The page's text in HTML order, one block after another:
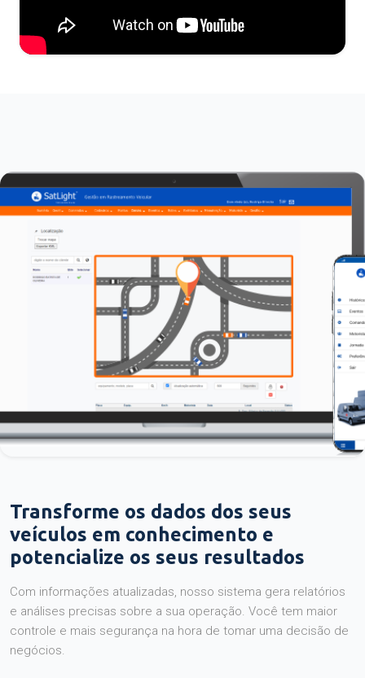
Transforme os dados dos seus
veículos em conhecimento e
potencialize os seus resultados
Com informações atualizadas, nosso sistema gera relatórios
e análises precisas sobre a sua operação. Você tem maior
controle e mais segurança na hora de tomar uma decisão de
negócios.